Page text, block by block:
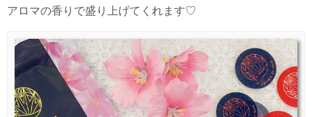
アロマの香りで盛り上げてくれます♡